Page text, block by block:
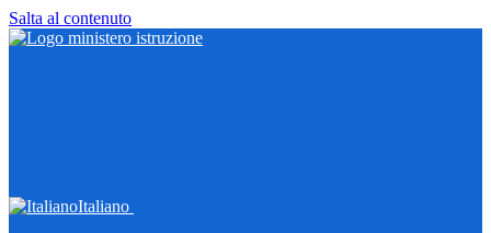
Salta al contenuto
Italiano